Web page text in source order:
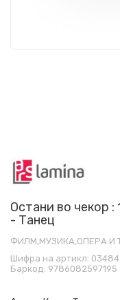
Остани во чекор :
- Танец
ФИЛМ,МУЗИКА,ОПЕРА И
Шифра на артикл:
Баркод: 9786082597195